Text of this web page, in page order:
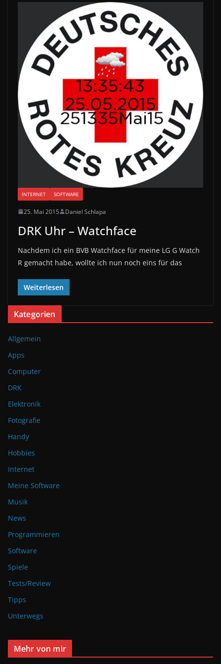
INTERNET SOFTWARE
25. Mai 2015 Daniel Schlapa
DRK Uhr – Watchface
Nachdem ich ein BVB Watchface für meine LG G Watch
R gemacht habe, wollte ich nun noch eins für das
Weiterlesen
Kategorien
Allgemein
Apps
Computer
DRK
Elektronik
Fotografie
Handy
Hobbies
Internet
Meine Software
Musik
News
Programmieren
Software
Spiele
Tests/Review
Tipps
Unterwegs
Mehr von mir